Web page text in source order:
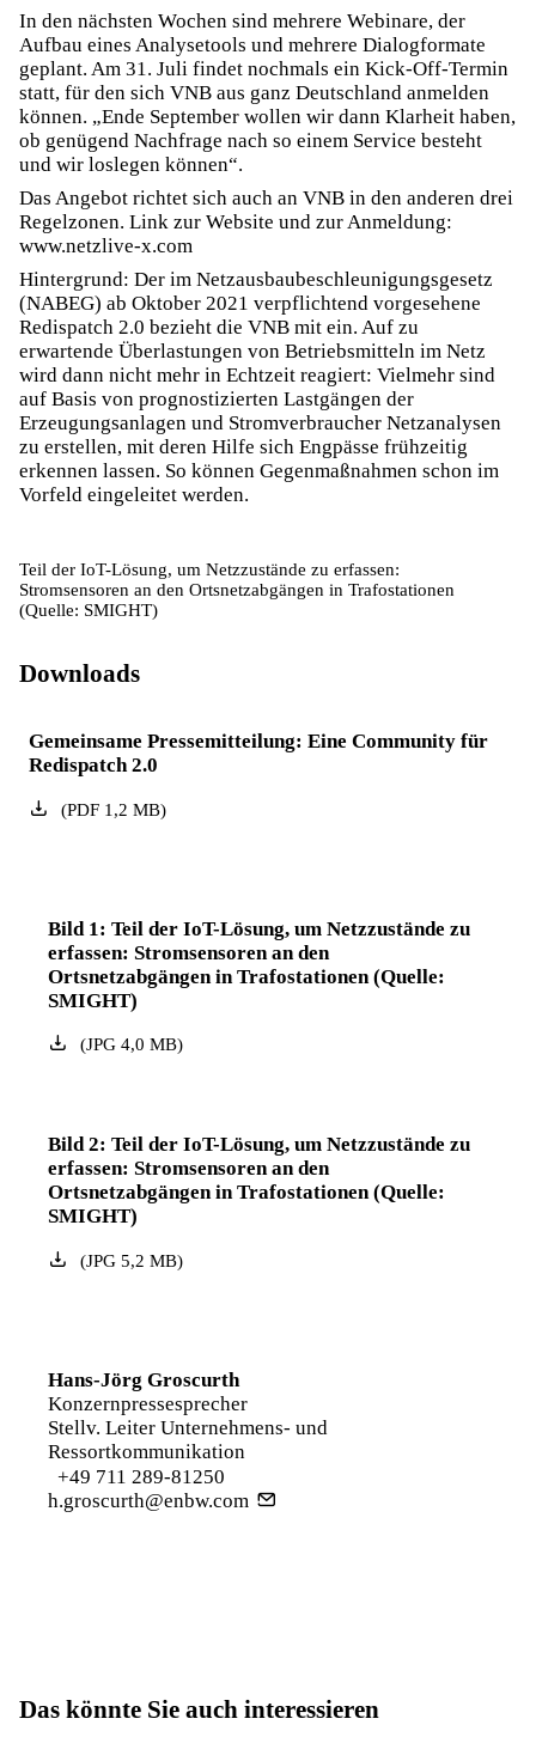
In den nächsten Wochen sind mehrere Webinare, der
Aufbau eines Analysetools und mehrere Dialogformate
geplant. Am 31. Juli findet nochmals ein Kick-Off-Termin
statt, für den sich VNB aus ganz Deutschland anmelden
können. „Ende September wollen wir dann Klarheit haben,
ob genügend Nachfrage nach so einem Service besteht
und wir loslegen können“.
Das Angebot richtet sich auch an VNB in den anderen drei
Regelzonen. Link zur Website und zur Anmeldung:
www.netzlive-x.com
Hintergrund: Der im Netzausbaubeschleunigungsgesetz
(NABEG) ab Oktober 2021 verpflichtend vorgesehene
Redispatch 2.0 bezieht die VNB mit ein. Auf zu
erwartende Überlastungen von Betriebsmitteln im Netz
wird dann nicht mehr in Echtzeit reagiert: Vielmehr sind
auf Basis von prognostizierten Lastgängen der
Erzeugungsanlagen und Stromverbraucher Netzanalysen
zu erstellen, mit deren Hilfe sich Engpässe frühzeitig
erkennen lassen. So können Gegenmaßnahmen schon im
Vorfeld eingeleitet werden.
Teil der IoT-Lösung, um Netzzustände zu erfassen:
Stromsensoren an den Ortsnetzabgängen in Trafostationen
(Quelle: SMIGHT)
Downloads
Gemeinsame Pressemitteilung: Eine Community für
Redispatch 2.0
(PDF1,2 MB)
Bild 1: Teil der IoT-Lösung, um Netzzustände zu
erfassen: Stromsensoren an den
Ortsnetzabgängen in Trafostationen (Quelle:
SMIGHT)
(JPG4,0 MB)
Bild 2: Teil der IoT-Lösung, um Netzzustände zu
erfassen: Stromsensoren an den
Ortsnetzabgängen in Trafostationen (Quelle:
SMIGHT)
(JPG5,2 MB)
Hans-Jörg Groscurth
Konzernpressesprecher
Stellv. Leiter Unternehmens- und
Ressortkommunikation
+49 711 289-81250
h.groscurth@enbw.com
Das könnte Sie auch interessieren